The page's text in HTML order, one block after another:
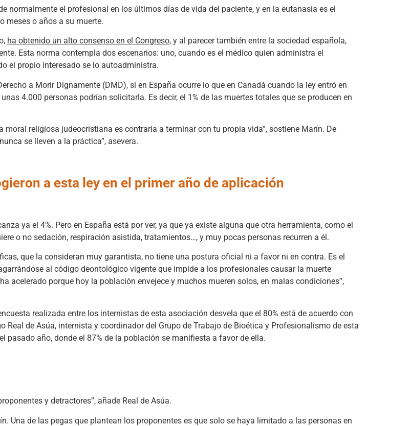
normalmente el profesional en los últimos días de vida del paciente, y en la eutanasia es el
meses o años a su muerte.
ha obtenido un alto consenso en el Congreso, y al parecer también entre la sociedad española,
Esta norma contempla dos escenarios: uno, cuando es el médico quien administra el
el propio interesado se lo autoadministra.
a Morir Dignamente (DMD), si en España ocurre lo que en Canadá cuando la ley entró en
4.000 personas podrían solicitarla. Es decir, el 1% de las muertes totales que se producen en
religiosa judeocristiana es contraria a terminar con tu propia vida”, sostiene Marín. De
se lleven a la práctica”, asevera.
a esta ley en el primer año de aplicación
ya el 4%. Pero en España está por ver, ya que ya existe alguna que otra herramienta, como el
o no sedación, respiración asistida, tratamientos…, y muy pocas personas recurren a él.
que la consideran muy garantista, no tiene una postura oficial ni a favor ni en contra. Es el
al código deontológico vigente que impide a los profesionales causar la muerte
acelerado porque hoy la población envejece y muchos mueren solos, en malas condiciones”,
realizada entre los internistas de esta asociación desvela que el 80% está de acuerdo con
Real de Asúa, internista y coordinador del Grupo de Trabajo de Bioética y Profesionalismo de esta
pasado año, donde el 87% de la población se manifiesta a favor de ella.
y detractores”, añade Real de Asúa.
Una de las pegas que plantean los proponentes es que solo se haya limitado a las personas en